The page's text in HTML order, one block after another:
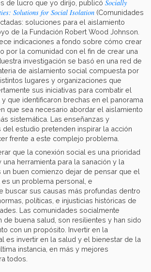
de lucro que yo dirijo, publicó Socially
Solutions for Social Isolation (Comunidades
soluciones para el aislamiento
de la Fundación Robert Wood Johnson.
indicaciones a fondo sobre cómo crear
por la comunidad con el fin de crear una
investigación se basó en una red de
de aislamiento social compuesta por
lugares y organizaciones que
sus iniciativas para combatir el
que identificaron brechas en el panorama
que sea necesario abordar el aislamiento
sistemática. Las enseñanzas y
estudio pretenden inspirar la acción
frente a este complejo problema.
que la conexión social es una prioridad
herramienta para la sanación y la
un buen comienzo dejar de pensar que el
un problema personal, e
buscar sus causas más profundas dentro
políticas, e injusticias históricas de
Las comunidades socialmente
de buena salud, son resilientes y han sido
con un propósito. Invertir en la
es invertir en la salud y el bienestar de la
instancia, en más y mejores
todos.